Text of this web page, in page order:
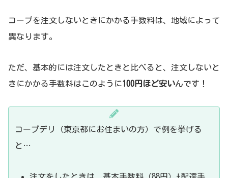
コープを注文しないときにかかる手数料は、地域によって
異なります。
ただ、基本的には注文したときと比べると、注文しないと
きにかかる手数料はこのように100円ほど安いんです！
コープデリ（東京都にお住まいの方）で例を挙げる
と…
注文をしたときは、基本手数料（88円）+配達手